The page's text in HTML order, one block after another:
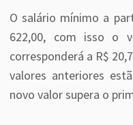
O salário mínimo a
622,00, com isso o
corresponderá a R$
valores anteriores
novo valor supera o